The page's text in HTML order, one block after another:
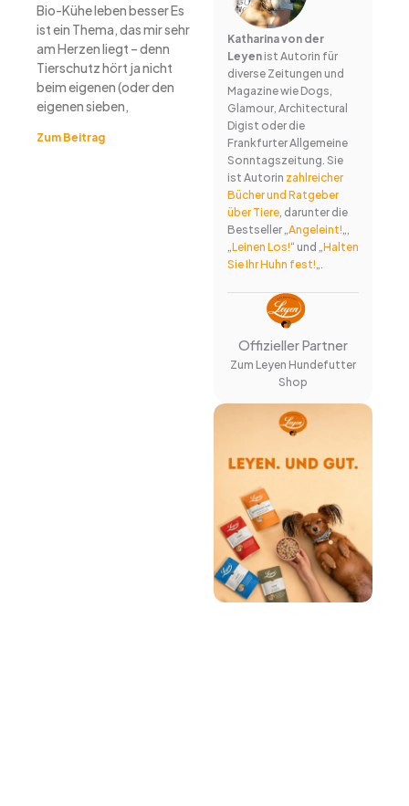
Bio-Kühe leben besser Es
ist ein Thema, das mir sehr
am Herzen liegt – denn
Tierschutz hört ja nicht
beim eigenen (oder den
eigenen sieben,
Zum Beitrag
Katharina von der
Leyenist Autorin für
diverse Zeitungen und
Magazine wie Dogs,
Glamour, Architectural
Digist oder die
Frankfurter Allgemeine
Sonntagszeitung. Sie
ist Autorin zahlreicher
Bücher und Ratgeber
über Tiere, darunter die
Bestseller „Angeleint!„,
„Leinen Los!“ und „Halten
Sie Ihr Huhn fest!„.
Offizieller Partner
Zum Leyen Hundefutter
Shop